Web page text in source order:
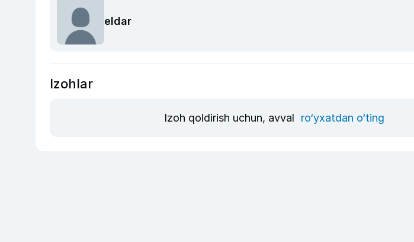
eldar
Izohlar
Izoh qoldirish uchun, avval ro‘yxatdan o‘ting